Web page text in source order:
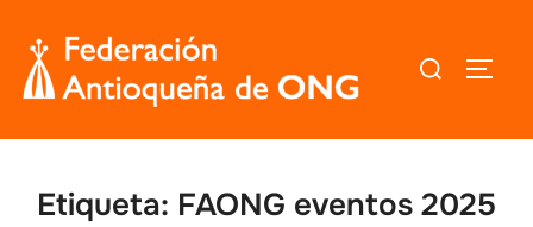
contenido
Buscar:
Etiqueta: FAONG eventos 2025